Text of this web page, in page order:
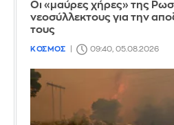
Οι «μαύρες χήρες» της
νεοσύλλεκτους για την
τους
ΚΟΣΜΟΣ 09:40, 05.08.2026